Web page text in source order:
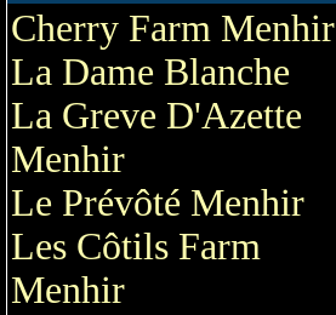
Cherry Farm Menhir
La Dame Blanche
La Greve D'Azette
Menhir
Le Prévôté Menhir
Les Côtils Farm
Menhir